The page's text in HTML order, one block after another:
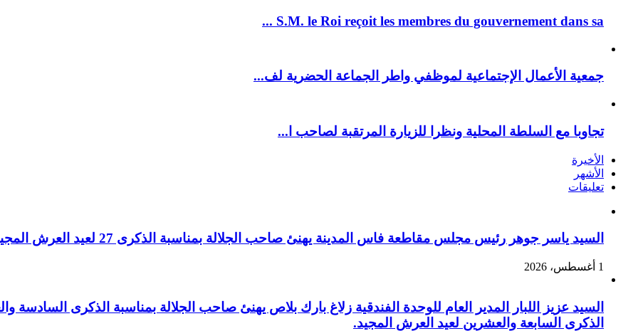
S.M. le Roi reçoit les membres du gouvernement dans sa ...
جمعية الأعمال الإجتماعية لموظفي واطر الجماعة الحضرية لف...
تجاوبا مع السلطة المحلية ونظرا للزيارة المرتقبة لصاحب ا...
الأخيرة
الأشهر
تعليقات
السيد ياسر جوهر رئيس مجلس مقاطعة فاس المدينة يهنئ صاحب الجلالة بمناسبة الذكرى 27 لعيد العرش المجيد.
1 أغسطس، 2026
السيد عزيز اللبار المدير العام للوحدة الفندقية زلاغ بارك بلاص يهنئ صاحب الجلالة بمناسبة الذكرى
الذكرى السابعة والعشرين لعيد العرش المجيد.